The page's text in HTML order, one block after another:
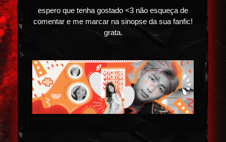
espero que tenha gostado <3 não esqueça de
comentar e me marcar na sinopse da sua fanfic!
grata.